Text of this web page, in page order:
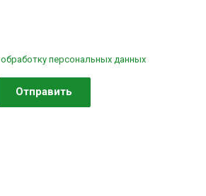
обработку персональных данных